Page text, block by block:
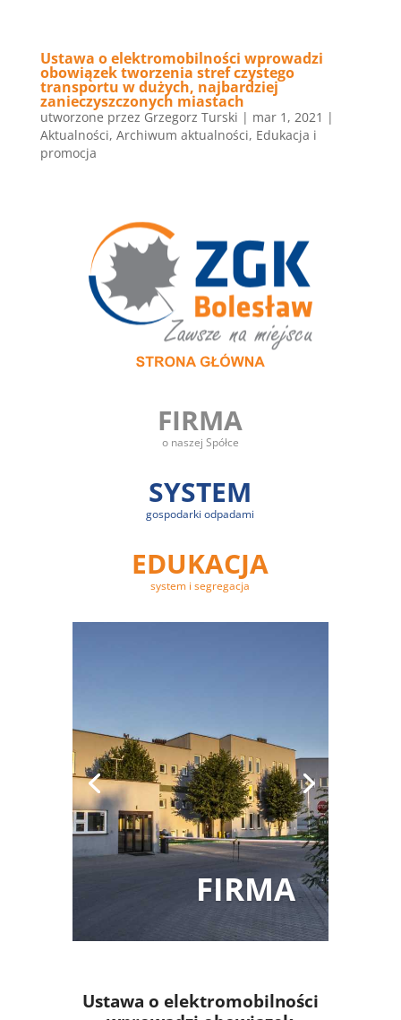
Ustawa o elektromobilności wprowadzi
obowiązek tworzenia stref czystego
transportu w dużych, najbardziej
zanieczyszczonych miastach
utworzone przez Grzegorz Turski | mar 1, 2021 |
Aktualności, Archiwum aktualności, Edukacja i
promocja
FIRMA
o naszej Spółce
SYSTEM
gospodarki odpadami
EDUKACJA
system i segregacja
FIRMA
Ustawa o elektromobilności